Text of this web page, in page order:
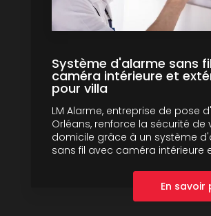
Système d'alarme sans
caméra intérieure et
pour villa
LM Alarme, entreprise de pose
Orléans, renforce la sécurité de
domicile grâce à un système
sans fil avec caméra intérieure
En savoir